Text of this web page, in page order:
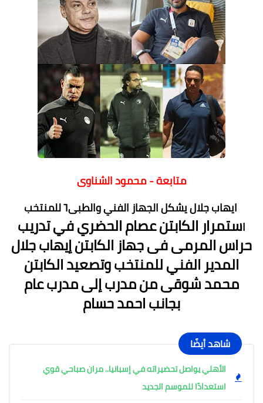
متابعة - محمود الشناوى
ايهاب جلال يشكل الجهاز الفني والطبى٦ للمنتخب
استمرار الكابتن عصام الحضري في تدريب
حراس المرمى فى جهاز الكابتن إيهاب جلال
المدير الفني للمنتخب وتصعيد الكابتن
محمد شوقى من مدرب إلى مدرب عام
بجانب احمد حسام
شاهد أيضًا
الأهلي يواصل تحضيراته في إسبانيا.. مران صباحي قوي
استعدادًا للموسم الجديد